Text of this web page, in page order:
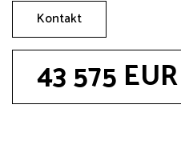
Kontakt
43 575 EUR